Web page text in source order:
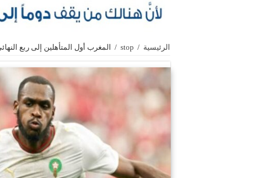
الرئيسية /
stop
/ المغرب أول المتأهلين إلى ربع